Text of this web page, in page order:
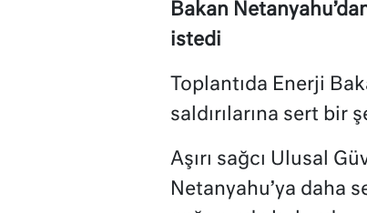
Bakan
istedi
Toplantıda Enerji
saldırılarına sert bir
Aşırı sağcı Ulusal
Netanyahu’ya daha